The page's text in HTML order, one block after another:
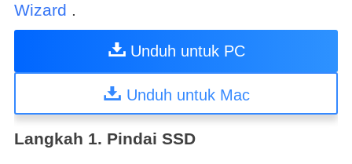
Wizard .
Unduh untuk PC
Unduh untuk Mac
Langkah 1. Pindai SSD